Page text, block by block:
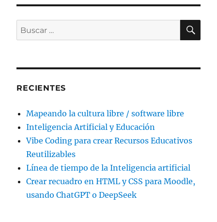
Buscar
por:
RECIENTES
Mapeando la cultura libre / software libre
Inteligencia Artificial y Educación
Vibe Coding para crear Recursos Educativos
Reutilizables
Línea de tiempo de la Inteligencia artificial
Crear recuadro en HTML y CSS para Moodle,
usando ChatGPT o DeepSeek